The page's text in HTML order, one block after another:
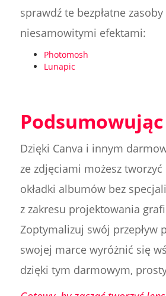
sprawdź te bezpłatne zasoby
niesamowitymi efektami:
Photomosh
Lunapic
Podsumowując
Dzięki Canva i innym
ze zdjęciami możesz tworzyć
okładki albumów bez
z zakresu projektowania
Zoptymalizuj swój przepływ
swojej marce wyróżnić się
dzięki tym darmowym,